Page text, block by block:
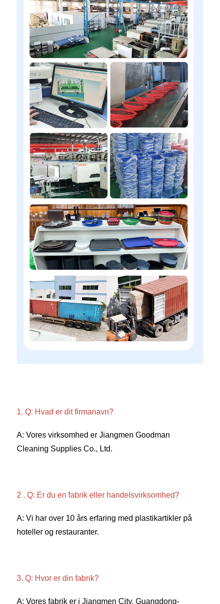
1. Q: Hvad er dit firmanavn?
A: Vores virksomhed er Jiangmen Goodman
Cleaning Supplies Co., Ltd.
2 . Q: Er du en fabrik eller handelsvirksomhed?
A: Vi har over 10 års erfaring med plastikartikler på
hoteller og restauranter.
3. Q: Hvor er din fabrik?
A: Vores fabrik er i Jiangmen City, Guangdong-